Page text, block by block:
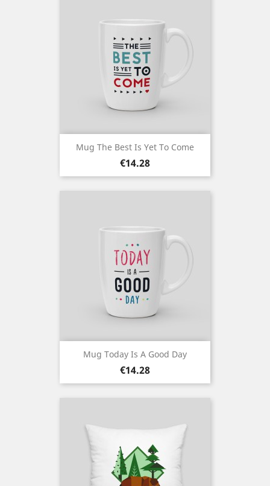
Mug The Best Is Yet To Come
Price
€14.28
Mug Today Is A Good Day
Price
€14.28